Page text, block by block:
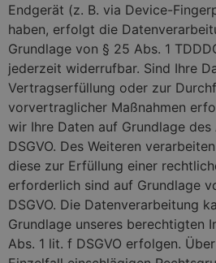
Endgerät (z. B. via Device-
haben, erfolgt die
Grundlage von § 25 Abs. 1
jederzeit widerrufbar. Sind Ihre
Vertragserfüllung oder zur
vorvertraglicher Maßnahmen
wir Ihre Daten auf Grundlage
DSGVO. Des Weiteren
diese zur Erfüllung einer
erforderlich sind auf Grundlage
DSGVO. Die Datenverarbeitung
Grundlage unseres berechtigten
Abs. 1 lit. f DSGVO erfolgen.